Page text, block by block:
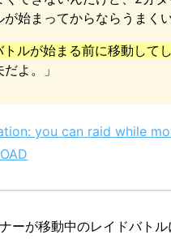
が始まってからならうまくい
トルが始まる前に移動して
よ。」
you can raid while
ーが移動中のレイドバトル